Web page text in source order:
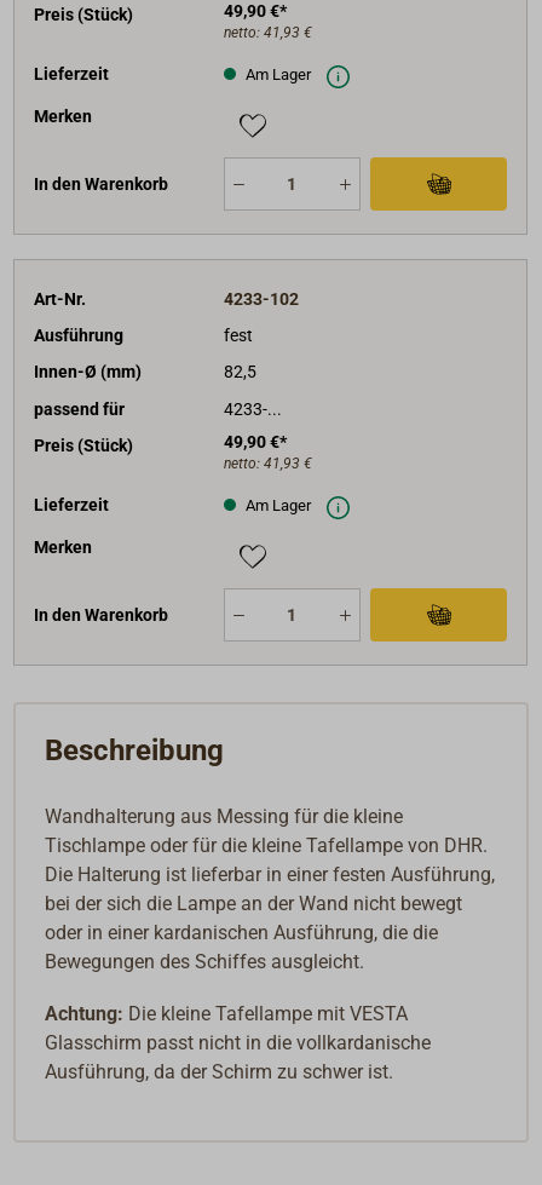
Preis (Stück)
49,90 €*
netto: 41,93 €
Lieferzeit Am Lager
Merken
In den Warenkorb
Art-Nr.
4233-102
Ausführung
fest
Innen-Ø (mm)
82,5
passend für
4233-...
Preis (Stück)
49,90 €*
netto: 41,93 €
Lieferzeit Am Lager
Merken
In den Warenkorb
Beschreibung
Wandhalterung aus Messing für die kleine
Tischlampe oder für die kleine Tafellampe von DHR.
Die Halterung ist lieferbar in einer festen Ausführung,
bei der sich die Lampe an der Wand nicht bewegt
oder in einer kardanischen Ausführung, die die
Bewegungen des Schiffes ausgleicht.
Achtung: Die kleine Tafellampe mit VESTA
Glasschirm passt nicht in die vollkardanische
Ausführung, da der Schirm zu schwer ist.